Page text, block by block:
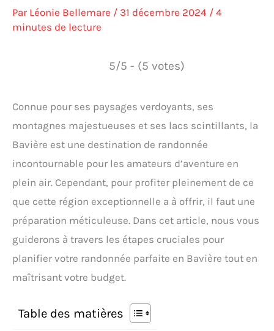
Par Léonie Bellemare / 31 décembre 2024 / 4
minutes de lecture
5/5 - (5 votes)
Connue pour ses paysages verdoyants, ses
montagnes majestueuses et ses lacs scintillants, la
Bavière est une destination de randonnée
incontournable pour les amateurs d’aventure en
plein air. Cependant, pour profiter pleinement de ce
que cette région exceptionnelle a à offrir, il faut une
préparation méticuleuse. Dans cet article, nous vous
guiderons à travers les étapes cruciales pour
planifier votre randonnée parfaite en Bavière tout en
maîtrisant votre budget.
Table des matières